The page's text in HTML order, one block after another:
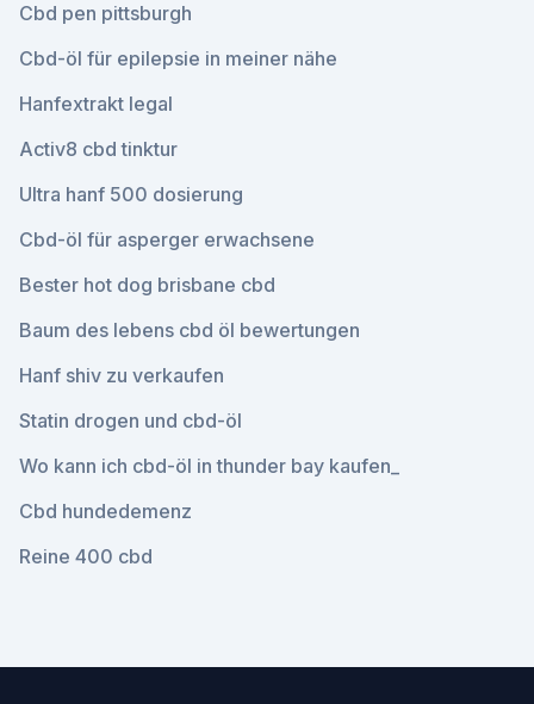
Cbd pen pittsburgh
Cbd-öl für epilepsie in meiner nähe
Hanfextrakt legal
Activ8 cbd tinktur
Ultra hanf 500 dosierung
Cbd-öl für asperger erwachsene
Bester hot dog brisbane cbd
Baum des lebens cbd öl bewertungen
Hanf shiv zu verkaufen
Statin drogen und cbd-öl
Wo kann ich cbd-öl in thunder bay kaufen_
Cbd hundedemenz
Reine 400 cbd